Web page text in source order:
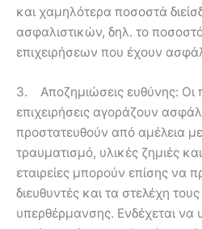
και χαμηλότερα ποσοστά
ασφαλιστικών, δηλ. το
επιχειρήσεων που έχουν
3. Αποζημιώσεις ευθύνης: Οι
επιχειρήσεις αγοράζουν
προστατευθούν από αμέλεια
τραυματισμό, υλικές ζημιές
εταιρείες μπορούν επίσης να
διευθυντές και τα στελέχη
υπερθέρμανσης. Ενδέχεται